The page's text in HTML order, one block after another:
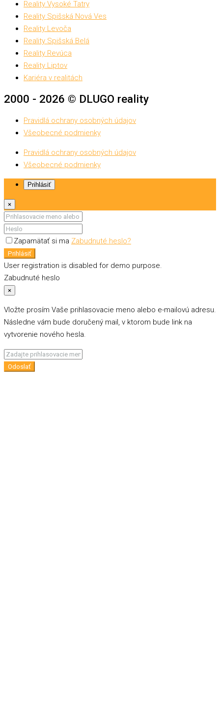
Reality Vysoké Tatry
Reality Spišská Nová Ves
Reality Levoča
Reality Spišská Belá
Reality Revúca
Reality Liptov
Kariéra v realitách
2000 - 2026 © DLUGO reality
Pravidlá ochrany osobných údajov
Všeobecné podmienky
Pravidlá ochrany osobných údajov
Všeobecné podmienky
Prihlásiť
×
Zapamätať si ma Zabudnuté heslo?
Prihlásiť
User registration is disabled for demo purpose.
Zabudnuté heslo
×
Vložte prosím Vaše prihlasovacie meno alebo e-mailovú adresu.
Následne vám bude doručený mail, v ktorom bude link na
vytvorenie nového hesla.
Odoslať